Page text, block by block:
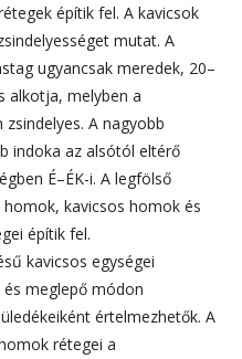
építik fel. A kavicsok
mutat. A
ugyancsak meredek, 20–
alkotja, melyben a
A nagyobb
indoka az alsótól eltérő
É–ÉK-i. A legfölső
kavicsos homok és
építik fel.
kavicsos egységei
és meglepő módon
értelmezhetők. A
rétegei a